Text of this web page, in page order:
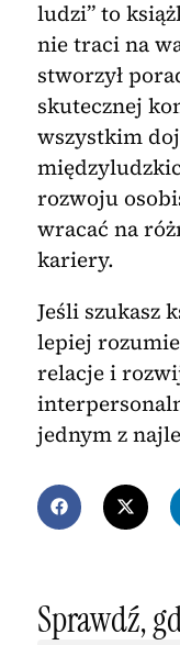
ludzi” to
nie traci na
stworzył
skutecznej
wszystkim
rozwoju
wracać na
kariery.
Jeśli szukasz
lepiej
relacje i
jednym z
Sprawdź,